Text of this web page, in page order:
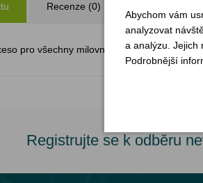
Recenze (0)
pro všechny milovníky přírody! Naučte
Registrujte se k odběru
Abychom vám
analyzovat
a analýzu. Jejich
Podrobnější